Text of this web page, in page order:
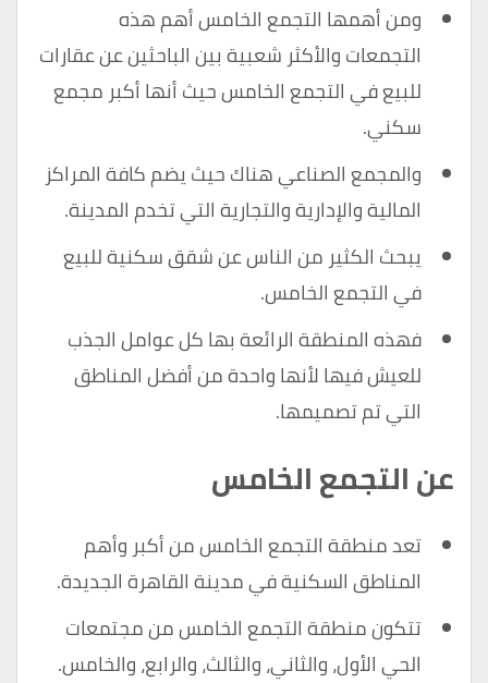
ومن أهمها التجمع الخامس أهم هذه
التجمعات والأكثر شعبية بين الباحثين عن عقارات
للبيع في التجمع الخامس حيث أنها أكبر مجمع
سكني.
والمجمع الصناعي هناك حيث يضم كافة المراكز
المالية والإدارية والتجارية التي تخدم المدينة.
يبحث الكثير من الناس عن شقق سكنية للبيع
في التجمع الخامس.
فهذه المنطقة الرائعة بها كل عوامل الجذب
للعيش فيها لأنها واحدة من أفضل المناطق
التي تم تصميمها.
عن التجمع الخامس
تعد منطقة التجمع الخامس من أكبر وأهم
المناطق السكنية في مدينة القاهرة الجديدة.
تتكون منطقة التجمع الخامس من مجتمعات
الحي الأول، والثاني، والثالث، والرابع، والخامس.